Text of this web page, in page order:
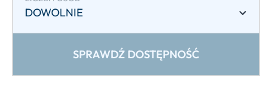
DOWOLNIE
SPRAWDŹ DOSTĘPNOŚĆ